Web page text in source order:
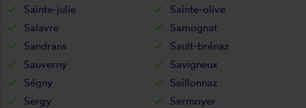
Sainte-julie
Sainte-olive
Salavre
Samognat
Sandrans
Sault-brénaz
Sauverny
Savigneux
Ségny
Seillonnaz
Sergy
Sermoyer